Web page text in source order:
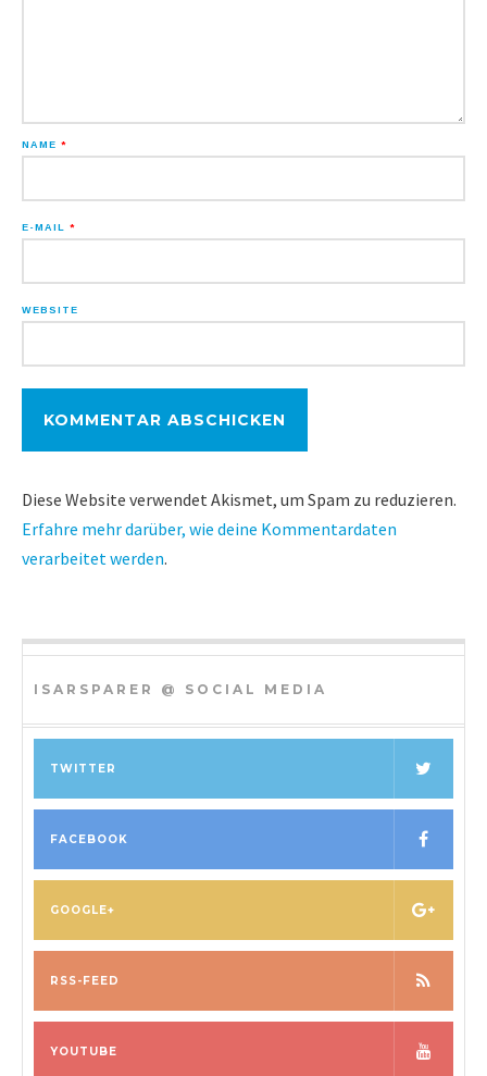
NAME *
E-MAIL *
WEBSITE
Diese Website verwendet Akismet, um Spam zu reduzieren.
Erfahre mehr darüber, wie deine Kommentardaten
verarbeitet werden.
ISARSPARER @ SOCIAL MEDIA
TWITTER
FACEBOOK
GOOGLE+
RSS-FEED
YOUTUBE